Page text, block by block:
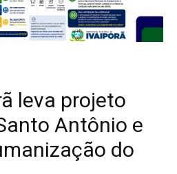
leva projeto
Antônio e
do